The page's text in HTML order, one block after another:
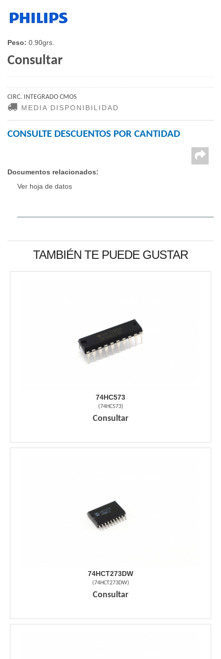
Peso: 0.90grs.
Consultar
CIRC. INTEGRADO CMOS
MEDIA DISPONIBILIDAD
CONSULTE DESCUENTOS POR CANTIDAD
Documentos relacionados:
Ver hoja de datos
TAMBIÉN TE PUEDE GUSTAR
74HC573
(74HC573)
Consultar
74HCT273DW
(74HCT273DW)
Consultar